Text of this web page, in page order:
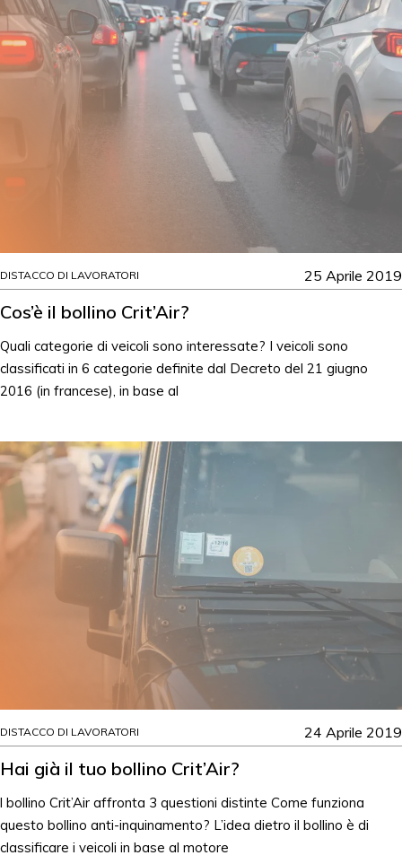
DISTACCO DI LAVORATORI 25 Aprile 2019
Cos’è il bollino Crit’Air?
Quali categorie di veicoli sono interessate? I veicoli sono
classificati in 6 categorie definite dal Decreto del 21 giugno
2016 (in francese), in base al
DISTACCO DI LAVORATORI 24 Aprile 2019
Hai già il tuo bollino Crit’Air?
l bollino Crit’Air affronta 3 questioni distinte Come funziona
questo bollino anti-inquinamento? L’idea dietro il bollino è di
classificare i veicoli in base al motore